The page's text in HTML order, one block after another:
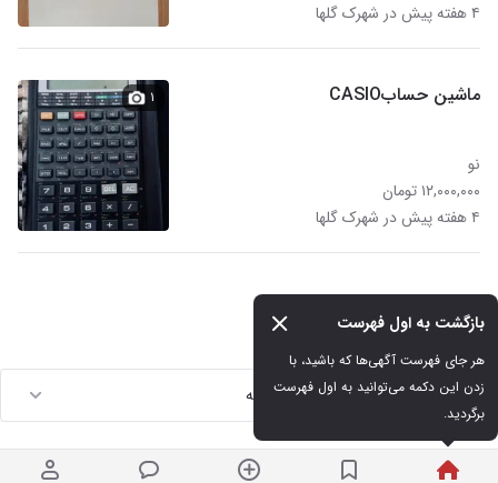
بازگشت به اول فهرست
برگردید.
۴ هفته پیش در شهرک گلها
ماشین حسابCASIO
نو
۱۲,۰۰۰,۰۰۰ تومان
۴ هفته پیش در شهرک گلها
۱
لینک های مرتبط با جستجوهای مشابه